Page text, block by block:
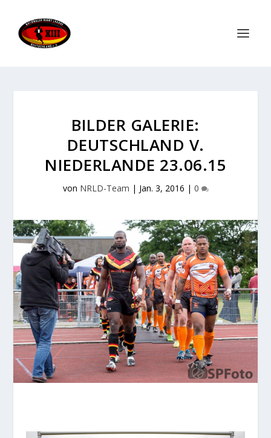
BILDER GALERIE:
DEUTSCHLAND V.
NIEDERLANDE 23.06.15
von NRLD-Team | Jan. 3, 2016 | 0